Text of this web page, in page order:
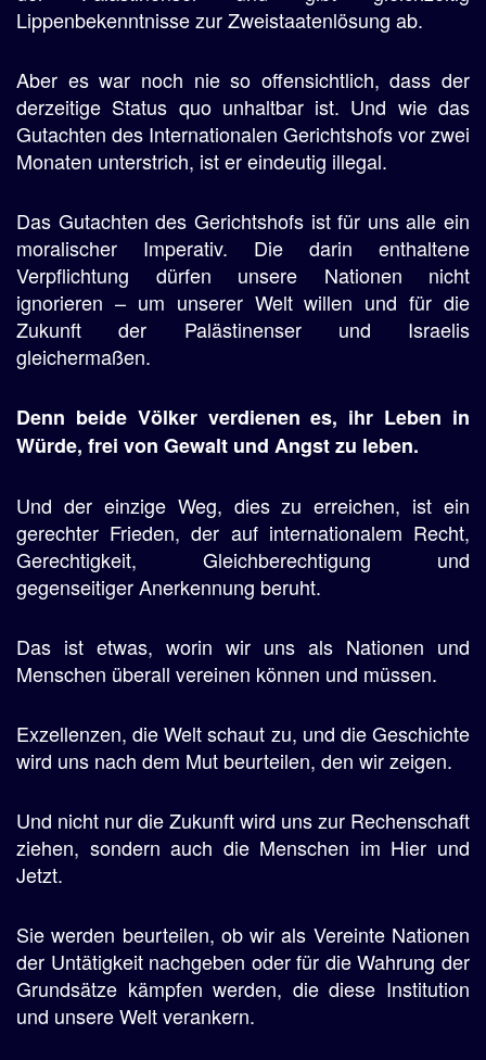
Lippenbekenntnisse zur Zweistaatenlösung ab.
Aber es war noch nie so offensichtlich, dass der
derzeitige Status quo unhaltbar ist. Und wie das
Gutachten des Internationalen Gerichtshofs vor zwei
Monaten unterstrich, ist er eindeutig illegal.
Das Gutachten des Gerichtshofs ist für uns alle ein
moralischer Imperativ. Die darin enthaltene
Verpflichtung dürfen unsere Nationen nicht
ignorieren – um unserer Welt willen und für die
Zukunft der Palästinenser und Israelis
gleichermaßen.
Denn beide Völker verdienen es, ihr Leben in
Würde, frei von Gewalt und Angst zu leben.
Und der einzige Weg, dies zu erreichen, ist ein
gerechter Frieden, der auf internationalem Recht,
Gerechtigkeit, Gleichberechtigung und
gegenseitiger Anerkennung beruht.
Das ist etwas, worin wir uns als Nationen und
Menschen überall vereinen können und müssen.
Exzellenzen, die Welt schaut zu, und die Geschichte
wird uns nach dem Mut beurteilen, den wir zeigen.
Und nicht nur die Zukunft wird uns zur Rechenschaft
ziehen, sondern auch die Menschen im Hier und
Jetzt.
Sie werden beurteilen, ob wir als Vereinte Nationen
der Untätigkeit nachgeben oder für die Wahrung der
Grundsätze kämpfen werden, die diese Institution
und unsere Welt verankern.